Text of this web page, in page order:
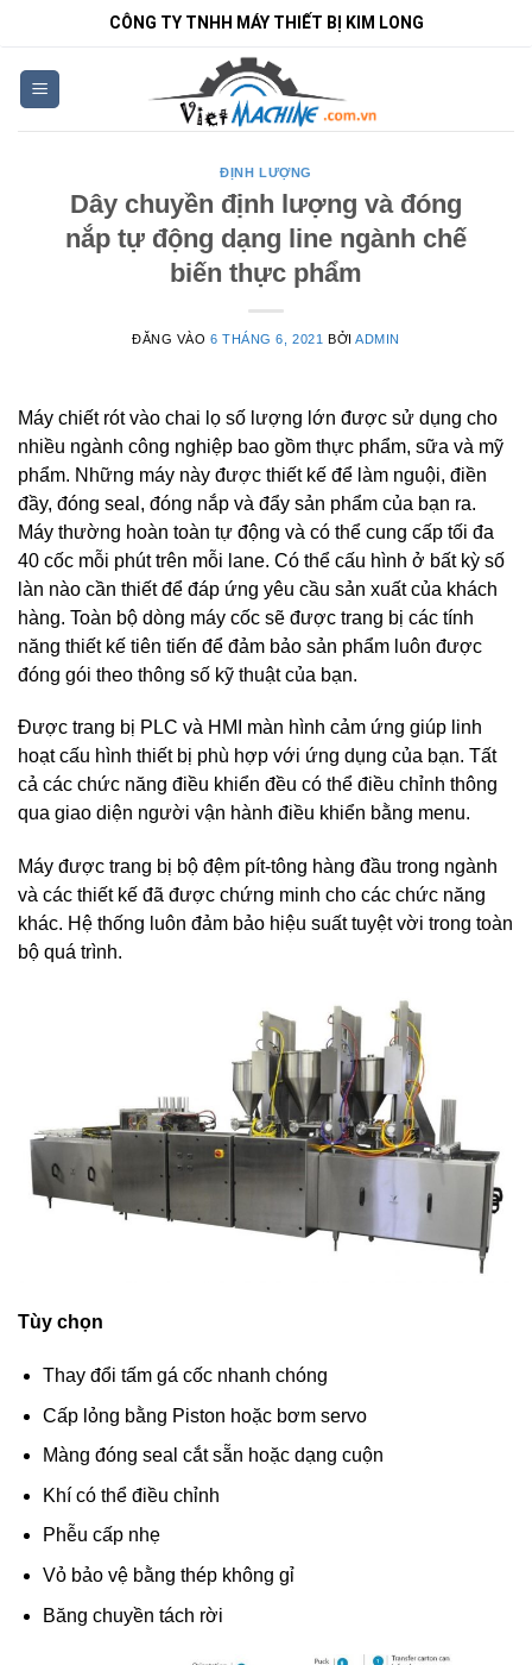
nội
dung
CÔNG TY TNHH MÁY THIẾT BỊ KIM LONG
ĐỊNH LƯỢNG
Dây chuyền định lượng và đóng
nắp tự động dạng line ngành chế
biến thực phẩm
ĐĂNG VÀO 6 THÁNG 6, 2021 BỞIADMIN
Máy chiết rót vào chai lọ số lượng lớn được sử dụng cho
nhiều ngành công nghiệp bao gồm thực phẩm, sữa và mỹ
phẩm. Những máy này được thiết kế để làm nguội, điền
đầy, đóng seal, đóng nắp và đẩy sản phẩm của bạn ra.
Máy thường hoàn toàn tự động và có thể cung cấp tối đa
40 cốc mỗi phút trên mỗi lane. Có thể cấu hình ở bất kỳ số
làn nào cần thiết để đáp ứng yêu cầu sản xuất của khách
hàng. Toàn bộ dòng máy cốc sẽ được trang bị các tính
năng thiết kế tiên tiến để đảm bảo sản phẩm luôn được
đóng gói theo thông số kỹ thuật của bạn.
Được trang bị PLC và HMI màn hình cảm ứng giúp linh
hoạt cấu hình thiết bị phù hợp với ứng dụng của bạn. Tất
cả các chức năng điều khiển đều có thể điều chỉnh thông
qua giao diện người vận hành điều khiển bằng menu.
Máy được trang bị bộ đệm pít-tông hàng đầu trong ngành
và các thiết kế đã được chứng minh cho các chức năng
khác. Hệ thống luôn đảm bảo hiệu suất tuyệt vời trong toàn
bộ quá trình.
Tùy chọn
Thay đổi tấm gá cốc nhanh chóng
Cấp lỏng bằng Piston hoặc bơm servo
Màng đóng seal cắt sẵn hoặc dạng cuộn
Khí có thể điều chỉnh
Phễu cấp nhẹ
Vỏ bảo vệ bằng thép không gỉ
Băng chuyền tách rời